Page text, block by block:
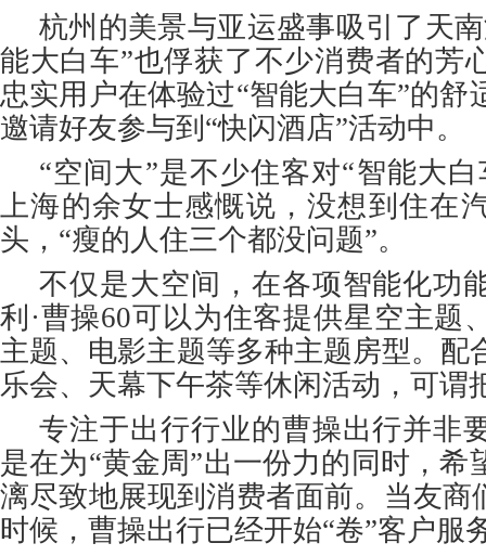
杭州的美景与亚运盛事吸引了天
能大白车”也俘获了不少消费者的芳
忠实用户在体验过“智能大白车”的舒
邀请好友参与到“快闪酒店”活动中。
“空间大”是不少住客对“智能大
上海的余女士感慨说，没想到住在
头，“瘦的人住三个都没问题”。
不仅是大空间，在各项智能化功
利·曹操60可以为住客提供星空主题
主题、电影主题等多种主题房型。配
乐会、天幕下午茶等休闲活动，可谓
专注于出行行业的曹操出行并非
是在为“黄金周”出一份力的同时，希
漓尽致地展现到消费者面前。当友商
时候，曹操出行已经开始“卷”客户服